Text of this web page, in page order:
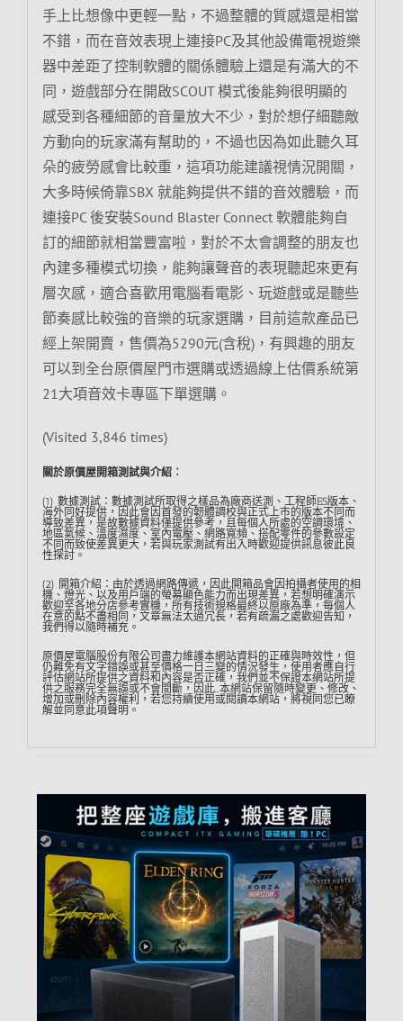
手上比想像中更輕一點，不過整體的質感還是相當
不錯，而在音效表現上連接PC及其他設備電視遊樂
器中差距了控制軟體的關係體驗上還是有滿大的不
同，遊戲部分在開啟SCOUT 模式後能夠很明顯的
感受到各種細節的音量放大不少，對於想仔細聽敵
方動向的玩家滿有幫助的，不過也因為如此聽久耳
朵的疲勞感會比較重，這項功能建議視情況開關，
大多時候倚靠SBX 就能夠提供不錯的音效體驗，而
連接PC 後安裝Sound Blaster Connect 軟體能夠自
訂的細節就相當豐富啦，對於不太會調整的朋友也
內建多種模式切換，能夠讓聲音的表現聽起來更有
層次感，適合喜歡用電腦看電影、玩遊戲或是聽些
節奏感比較強的音樂的玩家選購，目前這款產品已
經上架開賣，售價為5290元(含稅)，有興趣的朋友
可以到全台原價屋門市選購或透過線上估價系統第
21大項音效卡專區下單選購。
(Visited 3,846 times)
關於原價屋開箱測試與介紹︰
(1) 數據測試：數據測試所取得之樣品為廠商送測、工程師ES版本、
海外同好提供，因此會因首發的韌體調校與正式上市的版本不同而
導致差異，是故數據資料僅提供參考，且每個人所處的空調環境、
地區氣候、溫度濕度、室內電壓、網路寬頻、搭配零件的參數設定
不同而致使差異更大，若與玩家測試有出入時歡迎提供訊息彼此良
性探討。
(2) 開箱介紹：由於透過網路傳遞，因此開箱品會因拍攝者使用的相
機、燈光、以及用戶端的螢幕顯色能力而出現差異，若想明確演示
歡迎至各地分店參考實機，所有技術規格最終以原廠為準，每個人
在意的點不盡相同，文章無法太過冗長，若有疏漏之處歡迎告知，
我們得以隨時補充。
原價屋電腦股份有限公司盡力維護本網站資料的正確與時效性，但
仍難免有文字錯誤或甚至價格一日三變的情況發生，使用者應自行
評估網站所提供之資料和內容是否正確，我們並不保證本網站所提
供之服務完全無誤或不會間斷，因此…本網站保留隨時變更、修改、
增加或刪除內容權利，若您持續使用或閱讀本網站，將視同您已瞭
解並同意此項聲明。